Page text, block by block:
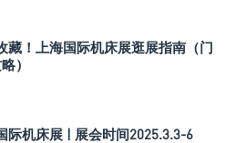
藏！上海国际机床展逛展指南（门
）
际机床展 | 展会时间2025.3.3-6